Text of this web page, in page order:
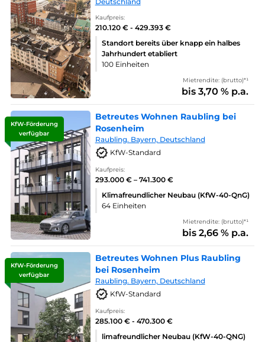
Kaufpreis:
210.120 € - 429.393 €
Standort bereits über knapp ein halbes
Jahrhundert etabliert
100 Einheiten
Mietrendite: (brutto)*¹
bis 3,70 % p.a.
KfW-Förderung
verfügbar
Betreutes Wohnen Raubling bei
Rosenheim
Raubling. Bayern, Deutschland
KfW-Standard
Kaufpreis:
293.000 € – 741.300 €
Klimafreundlicher Neubau (KfW-40-QnG)
64 Einheiten
Mietrendite: (brutto)*¹
bis 2,66 % p.a.
KfW-Förderung
verfügbar
Betreutes Wohnen Plus Raubling
bei Rosenheim
Raubling. Bayern, Deutschland
KfW-Standard
Kaufpreis:
285.100 € - 470.300 €
limafreundlicher Neubau (KfW-40-QNG)